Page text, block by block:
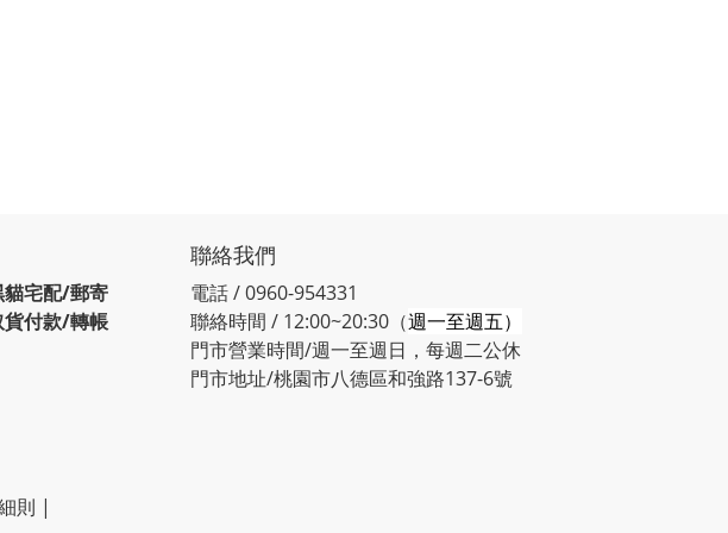
宅配/郵寄
付款/轉帳
聯絡我們
電話 / 0960-954331
聯絡時間 / 12:00~20:30（週一至週五）
門市營業時間/週一至週日，每週二公休
門市地址/桃園市八德區和強路137-6號
則 |